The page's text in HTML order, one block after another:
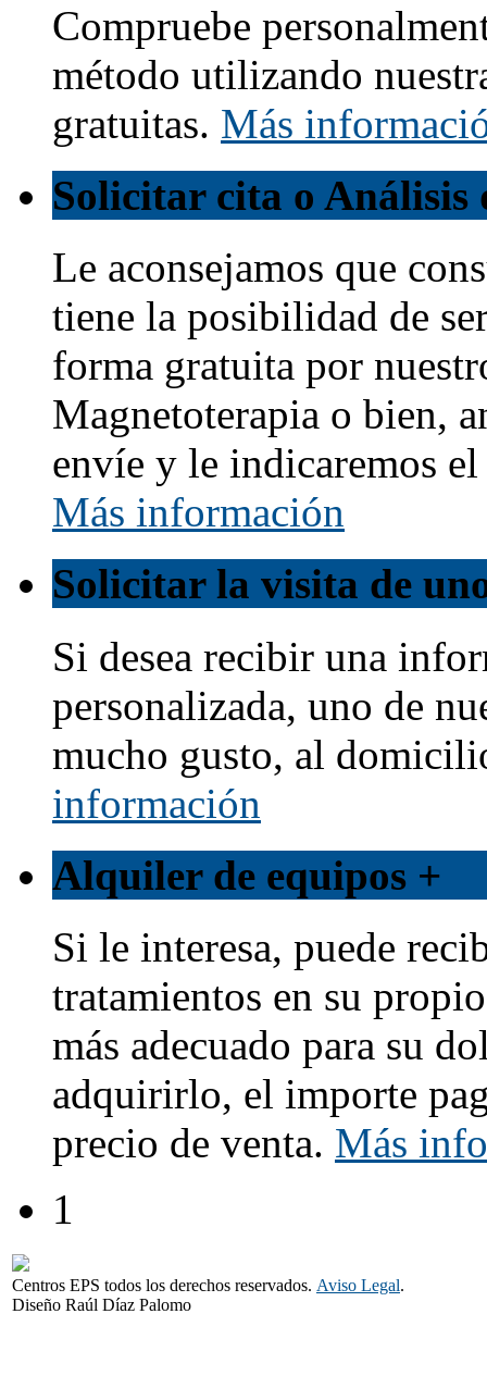
Compruebe
método utilizando
gratuitas. Más
Solicitar cita o Análisis
Le aconsejamos que
tiene la posibilidad de
forma gratuita por
Magnetoterapia o bien,
envíe y le indicaremos
Más información
Solicitar la visita de
Si desea recibir una
personalizada, uno de
mucho gusto, al
información
Alquiler de equipos +
Si le interesa, puede
tratamientos en su
más adecuado para su
adquirirlo, el importe
precio de venta. Más
1
Centros EPS todos los derechos reservados. Aviso Legal.
Diseño Raúl Díaz Palomo